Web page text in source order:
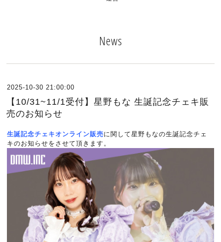
News
2025-10-30 21:00:00
【10/31~11/1受付】星野もな 生誕記念チェキ販
売のお知らせ
生誕記念チェキオンライン販売に関して星野もなの生誕記念チェ
キのお知らせをさせて頂きます。